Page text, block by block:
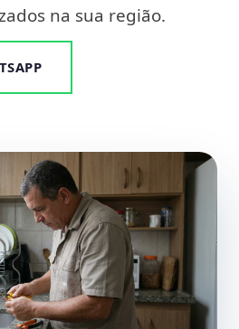
na sua região.